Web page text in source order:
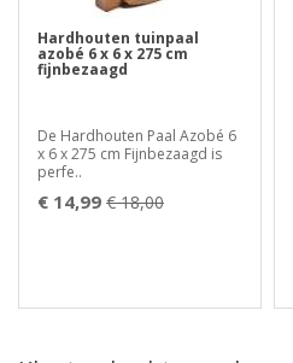
Hardhouten tuinpaal
azobé 6 x 6 x 275 cm
fijnbezaagd
De Hardhouten Paal Azobé 6
x 6 x 275 cm Fijnbezaagd is
perfe..
€ 14,99 € 18,00